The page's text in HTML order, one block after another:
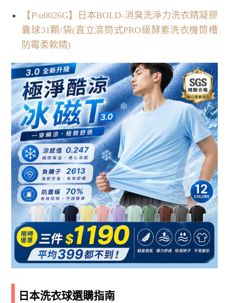
【P\u0026G】日本BOLD-消臭洗淨力洗衣精凝膠
囊球31顆/袋(直立滾筒式PRO級酵素洗衣機筒槽
防霉柔軟精)
日本洗衣球選購指南